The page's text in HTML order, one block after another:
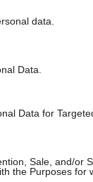
data.
Data.
Data for
Sale, and/or
the Purposes for
vzduchu
podľa
vodu,
čerpadlá
pôda) do
na iné